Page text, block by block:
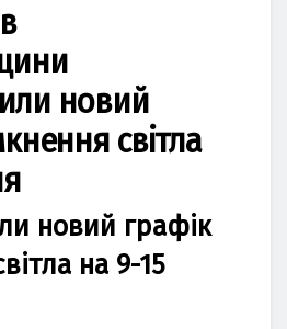
новий
світла
новий графік
на 9-15